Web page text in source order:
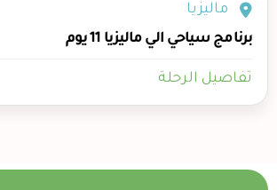
ماليزيا
برنامج سياحي الي ماليزيا 11 يوم
تفاصيل الرحلة